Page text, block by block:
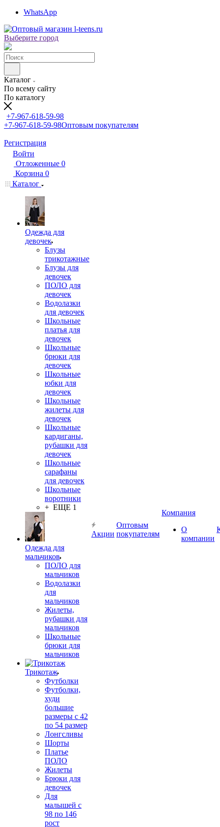
WhatsApp
Выберите город
Каталог
По всему сайту
По каталогу
+7-967-618-59-98
+7-967-618-59-98Оптовым покупателям
Регистрация
Войти
Отложенные 0
Корзина 0
Каталог
Одежда для
девочек
Блузы
трикотажные
Блузы для
девочек
ПОЛО для
девочек
Водолазки
для девочек
Школьные
платья для
девочек
Школьные
брюки для
девочек
Школьные
юбки для
девочек
Школьные
жилеты для
девочек
Школьные
кардиганы,
рубашки для
девочек
Школьные
сарафаны
для девочек
Школьные
воротники
+ ЕЩЕ 1
Одежда для
мальчиков
ПОЛО для
мальчиков
Водолазки
для
мальчиков
Жилеты,
рубашки для
мальчиков
Школьные
брюки для
мальчиков
Трикотаж
Футболки
Футболки,
худи
большие
размеры с 42
по 54 размер
Лонгсливы
Шорты
Платье
ПОЛО
Жилеты
Брюки для
девочек
Для
малышей с
98 по 146
рост
Акции
Оптовым
покупателям
Компания
О
компании